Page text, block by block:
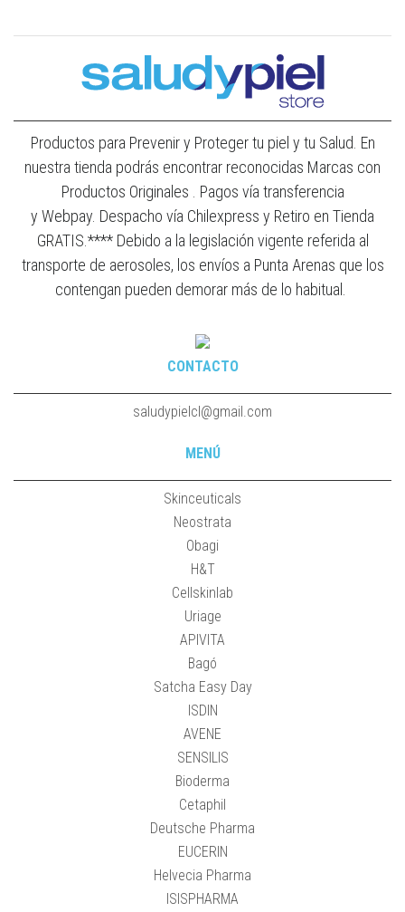
Productos para Prevenir y Proteger tu piel y tu Salud. En
nuestra tienda podrás encontrar reconocidas Marcas con
Productos Originales . Pagos vía transferencia
y Webpay. Despacho vía Chilexpress y Retiro en Tienda
GRATIS.**** Debido a la legislación vigente referida al
transporte de aerosoles, los envíos a Punta Arenas que los
contengan pueden demorar más de lo habitual.
CONTACTO
saludypielcl@gmail.com
MENÚ
Skinceuticals
Neostrata
Obagi
H&T
Cellskinlab
Uriage
APIVITA
Bagó
Satcha Easy Day
ISDIN
AVENE
SENSILIS
Bioderma
Cetaphil
Deutsche Pharma
EUCERIN
Helvecia Pharma
ISISPHARMA